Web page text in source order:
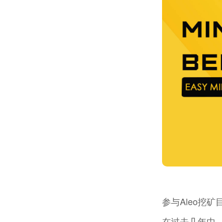
参与Aleo挖矿